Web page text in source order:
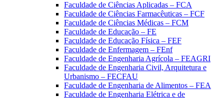
Faculdade de Ciências Aplicadas – FCA
Faculdade de Ciências Farmacêuticas – FCF
Faculdade de Ciências Médicas – FCM
Faculdade de Educação – FE
Faculdade de Educação Física – FEF
Faculdade de Enfermagem – FEnf
Faculdade de Engenharia Agrícola – FEAGRI
Faculdade de Engenharia Civil, Arquitetura e
Urbanismo – FECFAU
Faculdade de Engenharia de Alimentos – FEA
Faculdade de Engenharia Elétrica e de